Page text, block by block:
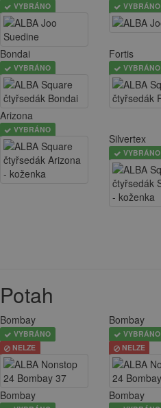
VYBRÁNO VYBRÁNO
Bondai
VYBRÁNO
Fortis
VYBRÁNO
Arizona
VYBRÁNO
Silvertex
VYBRÁNO
Potah
Bombay
VYBRÁNO
NELZE
Bombay
VYBRÁNO
NELZE
Bombay Bombay